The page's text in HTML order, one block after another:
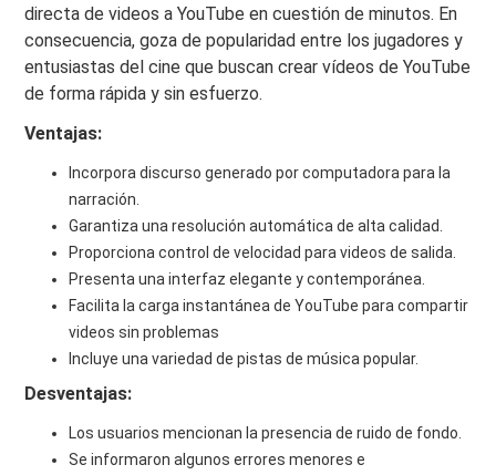
directa de videos a YouTube en cuestión de minutos. En
consecuencia, goza de popularidad entre los jugadores y
entusiastas del cine que buscan crear vídeos de YouTube
de forma rápida y sin esfuerzo.
Ventajas:
Incorpora discurso generado por computadora para la
narración.
Garantiza una resolución automática de alta calidad.
Proporciona control de velocidad para videos de salida.
Presenta una interfaz elegante y contemporánea.
Facilita la carga instantánea de YouTube para compartir
videos sin problemas
Incluye una variedad de pistas de música popular.
Desventajas:
Los usuarios mencionan la presencia de ruido de fondo.
Se informaron algunos errores menores e